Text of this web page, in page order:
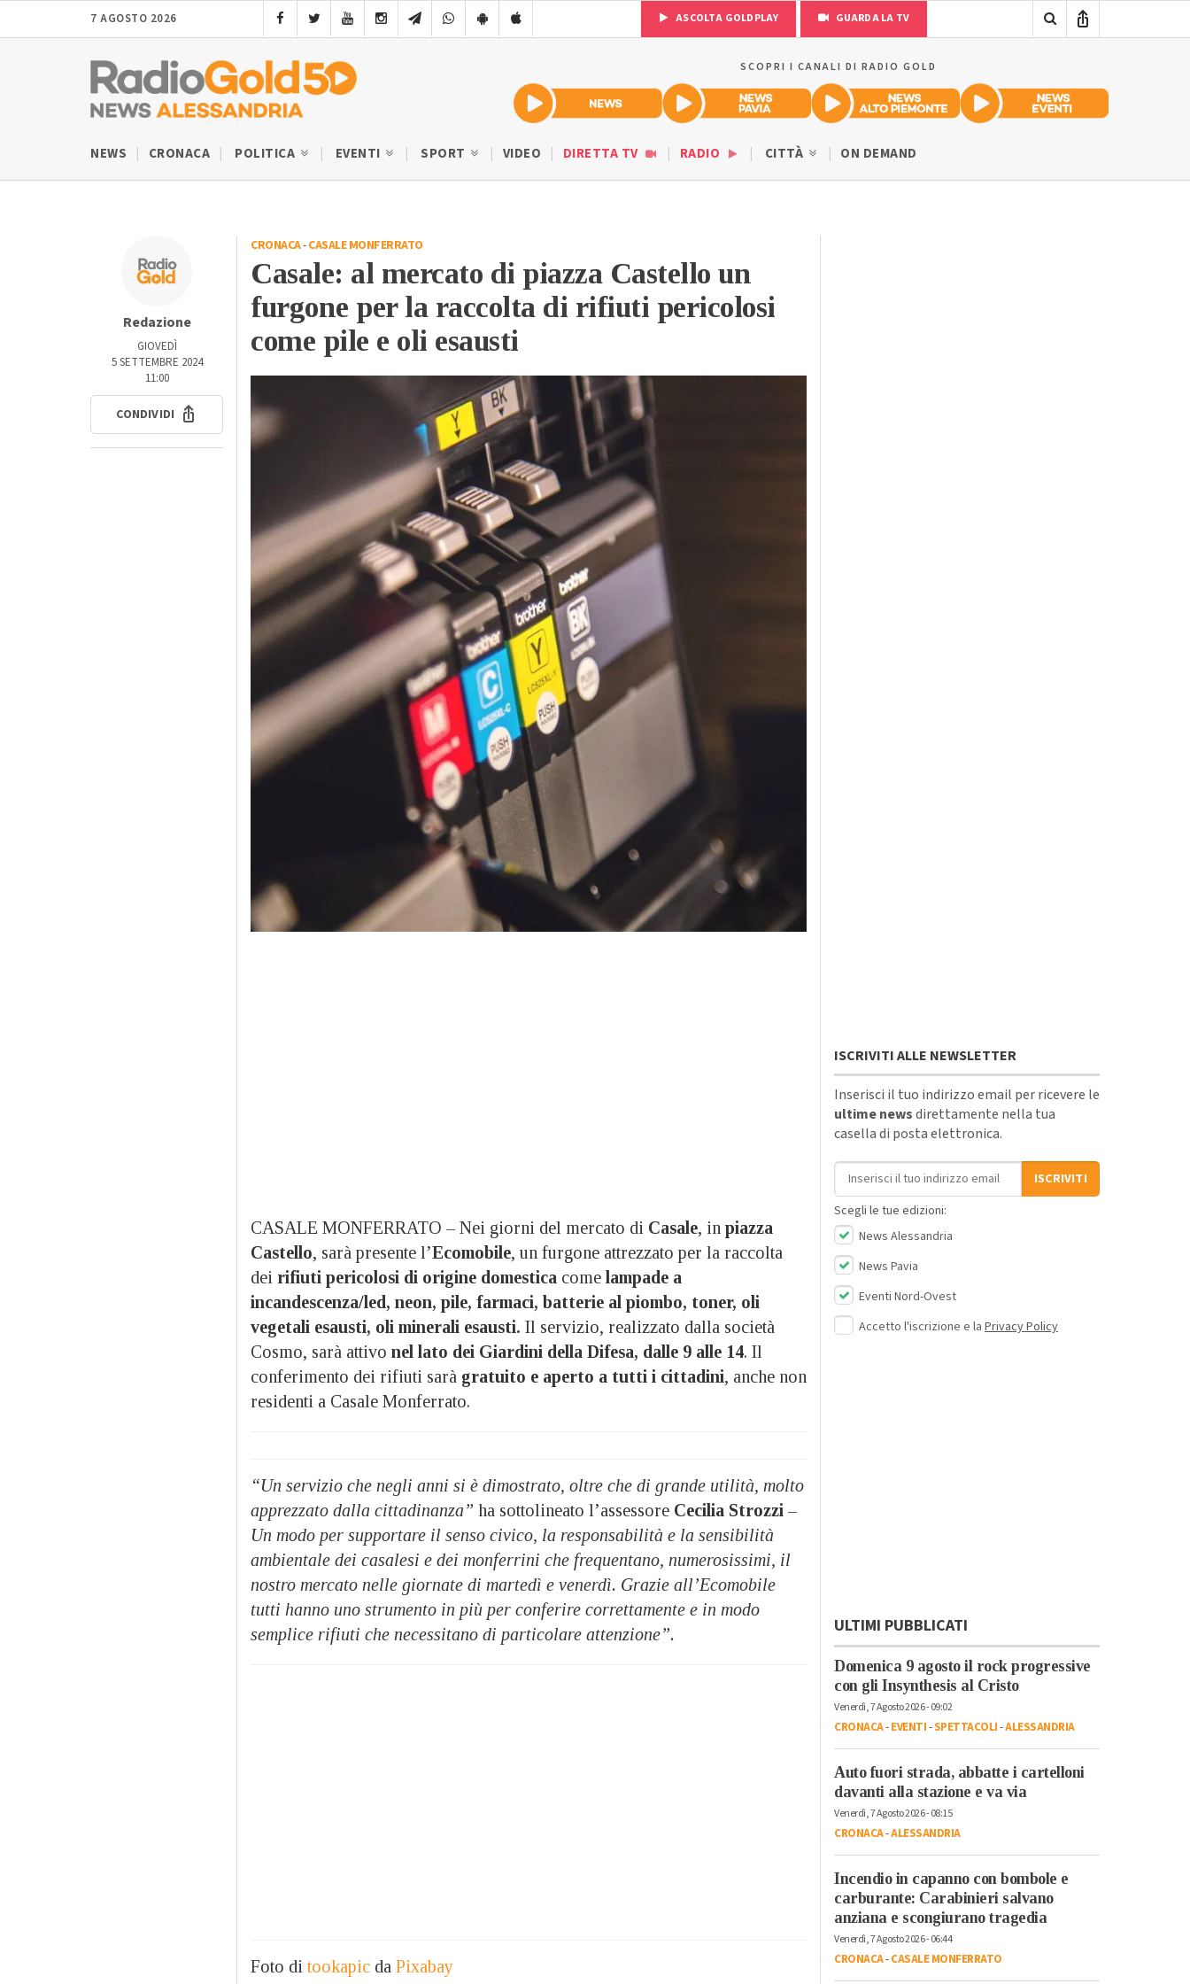
7 AGOSTO 2026 ASCOLTA GOLDPLAY GUARDA LA TV
SCOPRI I CANALI DI RADIO GOLD
NEWS CRONACA POLITICA EVENTI SPORT VIDEO DIRETTA TV RADIO CITTÀ ON DEMAND
Redazione
GIOVEDÌ
5 SETTEMBRE 2024
11:00
CONDIVIDI
CRONACA-CASALE MONFERRATO
Casale: al mercato di piazza Castello un
furgone per la raccolta di rifiuti pericolosi
come pile e oli esausti
CASALE MONFERRATO – Nei giorni del mercato di Casale, in piazza
Castello, sarà presente l’Ecomobile, un furgone attrezzato per la raccolta
dei rifiuti pericolosi di origine domestica come lampade a
incandescenza/led, neon, pile, farmaci, batterie al piombo, toner, oli
vegetali esausti, oli minerali esausti. Il servizio, realizzato dalla società
Cosmo, sarà attivo nel lato dei Giardini della Difesa, dalle 9 alle 14. Il
conferimento dei rifiuti sarà gratuito e aperto a tutti i cittadini, anche non
residenti a Casale Monferrato.
“Un servizio che negli anni si è dimostrato, oltre che di grande utilità, molto
apprezzato dalla cittadinanza” ha sottolineato l’assessore Cecilia Strozzi –
Un modo per supportare il senso civico, la responsabilità e la sensibilità
ambientale dei casalesi e dei monferrini che frequentano, numerosissimi, il
nostro mercato nelle giornate di martedì e venerdì. Grazie all’Ecomobile
tutti hanno uno strumento in più per conferire correttamente e in modo
semplice rifiuti che necessitano di particolare attenzione”.
Foto di tookapic da Pixabay
ISCRIVITI ALLE NEWSLETTER
Inserisci il tuo indirizzo email per ricevere le
ultime newsdirettamente nella tua
casella di posta elettronica.
Indirizzo email
ISCRIVITI
Scegli le tue edizioni:
News Alessandria
News Pavia
Eventi Nord-Ovest
Accetto l'iscrizione e la Privacy Policy
ULTIMI PUBBLICATI
Domenica 9 agosto il rock progressive
con gli Insynthesis al Cristo
Venerdì, 7 Agosto 2026 - 09:02
CRONACA-EVENTI-SPETTACOLI-ALESSANDRIA
Auto fuori strada, abbatte i cartelloni
davanti alla stazione e va via
Venerdì, 7 Agosto 2026 - 08:15
CRONACA-ALESSANDRIA
Incendio in capanno con bombole e
carburante: Carabinieri salvano
anziana e scongiurano tragedia
Venerdì, 7 Agosto 2026 - 06:44
CRONACA-CASALE MONFERRATO